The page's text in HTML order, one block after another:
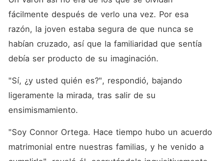
fácilmente después de verlo una vez. Por esa
razón, la joven estaba segura de que nunca se
habían cruzado, así que la familiaridad que sentía
debía ser producto de su imaginación.
"Sí, ¿y usted quién es?", respondió, bajando
ligeramente la mirada, tras salir de su
ensimismamiento.
"Soy Connor Ortega. Hace tiempo hubo un acuerdo
matrimonial entre nuestras familias, y he venido a